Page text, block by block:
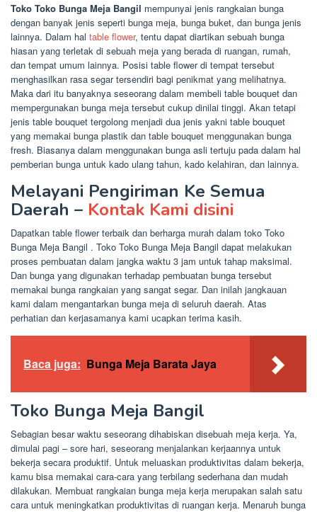
Toko Toko Bunga Meja Bangil mempunyai jenis rangkaian bunga
dengan banyak jenis seperti bunga meja, bunga buket, dan bunga jenis
lainnya. Dalam hal table flower, tentu dapat diartikan sebuah bunga
hiasan yang terletak di sebuah meja yang berada di ruangan, rumah,
dan tempat umum lainnya. Posisi table flower di tempat tersebut
menghasilkan rasa segar tersendiri bagi penikmat yang melihatnya.
Maka dari itu banyaknya seseorang dalam membeli table bouquet dan
mempergunakan bunga meja tersebut cukup dinilai tinggi. Akan tetapi
jenis table bouquet tergolong menjadi dua jenis yakni table bouquet
yang memakai bunga plastik dan table bouquet menggunakan bunga
fresh. Biasanya dalam menggunakan bunga asli tertuju pada dalam hal
pemberian bunga untuk kado ulang tahun, kado kelahiran, dan lainnya.
Melayani Pengiriman Ke Semua
Daerah – Kontak Kami disini
Dapatkan table flower terbaik dan berharga murah dalam toko Toko
Bunga Meja Bangil . Toko Toko Bunga Meja Bangil dapat melakukan
proses pembuatan dalam jangka waktu 3 jam untuk tahap maksimal.
Dan bunga yang digunakan terhadap pembuatan bunga tersebut
memakai bunga rangkaian yang sangat segar. Dan inilah jangkauan
kami dalam mengantarkan bunga meja di seluruh daerah. Atas
perhatian dan kerjasamanya kami ucapkan terima kasih.
Baca juga: Bunga Meja Barata Jaya
Toko Bunga Meja Bangil
Sebagian besar waktu seseorang dihabiskan disebuah meja kerja. Ya,
dimulai pagi – sore hari, seseorang menjalankan kerjaannya untuk
bekerja secara produktif. Untuk meluaskan produktivitas dalam bekerja,
kamu bisa memakai cara-cara yang terbilang sederhana dan mudah
dilakukan. Membuat rangkaian bunga meja kerja merupakan salah satu
cara untuk meningkatkan produktivitas di ruangan kerja. Menaruh bunga